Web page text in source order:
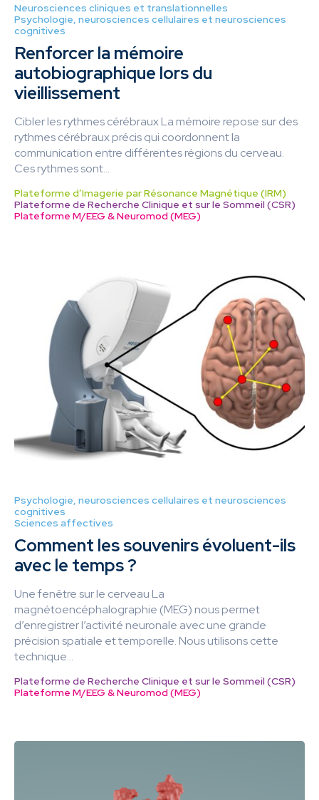
Neurosciences cliniques et translationnelles
Psychologie, neurosciences cellulaires et neurosciences
cognitives
Renforcer la mémoire
autobiographique lors du
vieillissement
Cibler les rythmes cérébraux La mémoire repose sur des
rythmes cérébraux précis qui coordonnent la
communication entre différentes régions du cerveau.
Ces rythmes sont...
Plateforme d’Imagerie par Résonance Magnétique (IRM)
Plateforme de Recherche Clinique et sur le Sommeil (CSR)
Plateforme M/EEG & Neuromod (MEG)
Psychologie, neurosciences cellulaires et neurosciences
cognitives
Sciences affectives
Comment les souvenirs évoluent-ils
avec le temps ?
Une fenêtre sur le cerveau La
magnétoencéphalographie (MEG) nous permet
d’enregistrer l’activité neuronale avec une grande
précision spatiale et temporelle. Nous utilisons cette
technique...
Plateforme de Recherche Clinique et sur le Sommeil (CSR)
Plateforme M/EEG & Neuromod (MEG)